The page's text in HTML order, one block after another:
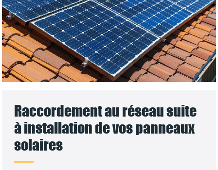
Raccordement au réseau suite
à installation de vos panneaux
solaires